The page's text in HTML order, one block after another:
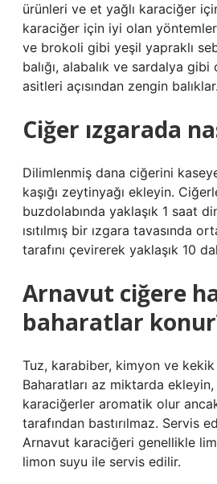
ürünleri ve et yağlı karaciğer
karaciğer için iyi olan
ve brokoli gibi yeşil yapraklı
balığı, alabalık ve sardalya
asitleri açısından zengin balıklar.
Ciğer ızgarada
Dilimlenmiş dana ciğerini
kaşığı zeytinyağı ekleyin.
buzdolabında yaklaşık 1 saat
ısıtılmış bir ızgara tavasında
tarafını çevirerek yaklaşık 10
Arnavut ciğere
baharatlar
Tuz, karabiber, kimyon ve kekik
Baharatları az miktarda
karaciğerler aromatik olur
tarafından bastırılmaz. Servis
Arnavut karaciğeri genellikle
limon suyu ile servis edilir.